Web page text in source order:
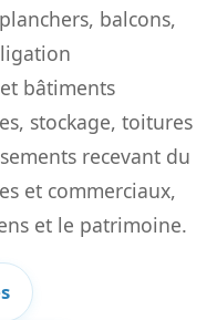
balcons,
bâtiments
stockage, toitures
recevant du
et commerciaux,
et le patrimoine.